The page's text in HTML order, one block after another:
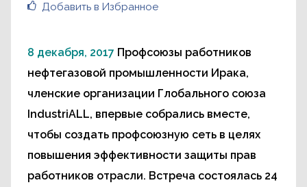
Добавить в Избранное
8 декабря, 2017 Профсоюзы работников
нефтегазовой промышленности Ирака,
членские организации Глобального союза
IndustriALL, впервые собрались вместе,
чтобы создать профсоюзную сеть в целях
повышения эффективности защиты прав
работников отрасли. Встреча состоялась 24